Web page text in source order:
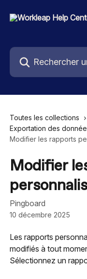
Rechercher un article...
Toutes les collections
Exportation des
Modifier les rapports
Modifier
Pingboard
10 décembre 2025
Les rapports
modifiés à tout
Sélectionnez un